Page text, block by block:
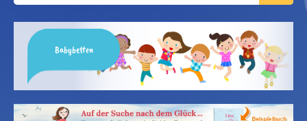
Babybetten